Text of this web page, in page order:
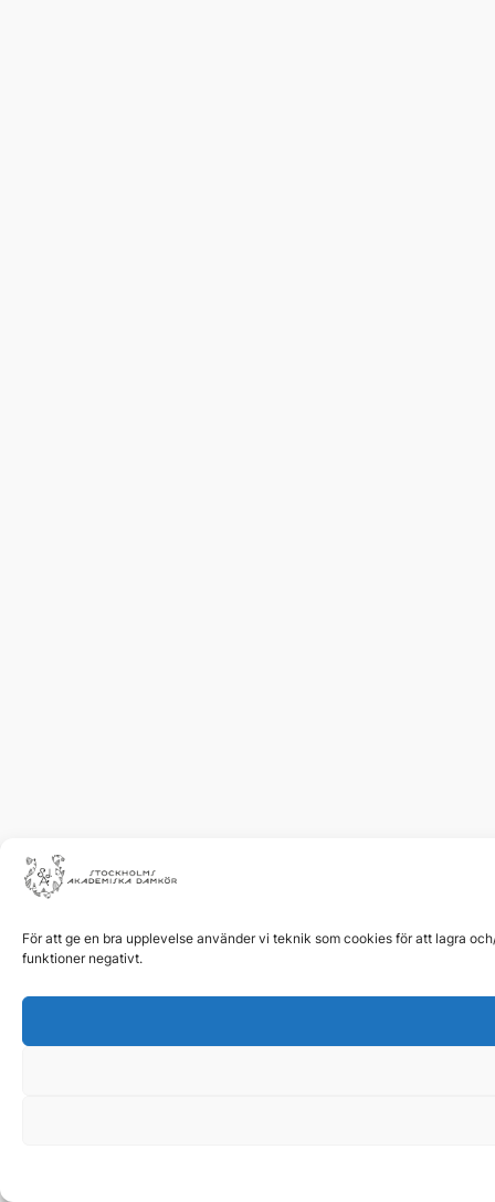
För att ge en bra upplevelse använder vi teknik som cookies för att lagra
funktioner negativt.